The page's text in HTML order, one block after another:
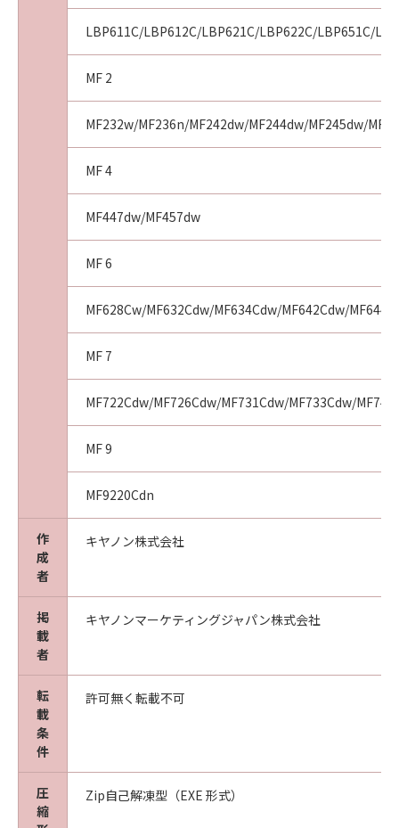
LBP611C/LBP612C/LBP621C/LBP622C/LBP651C/
MF 2
MF232w/MF236n/MF242dw/MF244dw/MF245dw/
MF 4
MF447dw/MF457dw
MF 6
MF628Cw/MF632Cdw/MF634Cdw/MF642Cdw/
MF 7
MF722Cdw/MF726Cdw/MF731Cdw/MF733Cdw/
MF 9
MF9220Cdn
作
成
者
キヤノン株式会社
掲
載
者
キヤノンマーケティングジャパン株式会社
転
載
条
件
許可無く転載不可
圧
縮
Zip自己解凍型（EXE 形式）